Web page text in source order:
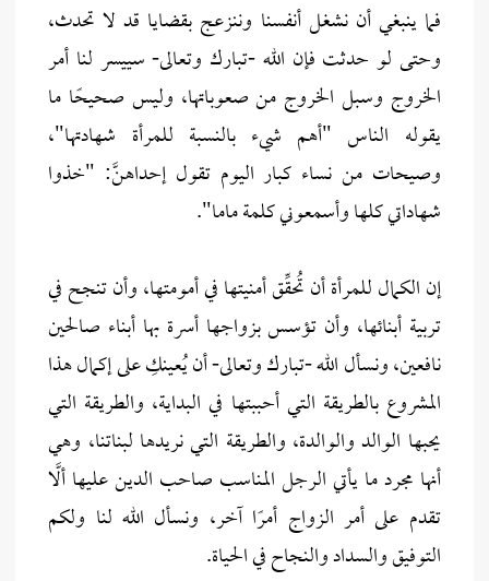
فما ينبغي أن نشغل أنفسنا وننزعج بقضايا قد لا تحدث،
وحتى لو حدثت فإن الله -تبارك وتعالى- سييسر لنا أمر
الخروج وسبل الخروج من صعوباتها، وليس صحيحًا ما
يقوله الناس "أهم شيء بالنسبة للمرأة شهادتها"،
وصيحات من نساء كبار اليوم تقول إحداهنَّ: "خذوا
شهاداتي كلها وأسمعوني كلمة ماما".
إن الكمال للمرأة أن تُحقِّق أمنيتها في أمومتها، وأن تنجح في
تربية أبنائها، وأن تؤسس بزواجها أسرة بها أبناء صالحين
نافعين، ونسأل الله -تبارك وتعالى- أن يُعينكِ على إكمال هذا
المشروع بالطريقة التي أحببتها في البداية، والطريقة التي
يحبها الوالد والوالدة، والطريقة التي نريدها لبناتنا، وهي
أنها مجرد ما يأتي الرجل المناسب صاحب الدين عليها ألَّا
تقدم على أمر الزواج أمرًا آخر، ونسأل الله لنا ولكم
التوفيق والسداد والنجاح في الحياة.